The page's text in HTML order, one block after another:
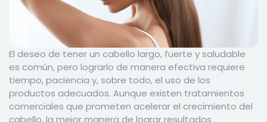
El deseo de tener un cabello largo, fuerte y saludable
es común, pero lograrlo de manera efectiva requiere
tiempo, paciencia y, sobre todo, el uso de los
productos adecuados. Aunque existen tratamientos
comerciales que prometen acelerar el crecimiento del
cabello, la mejor manera de lograr resultados